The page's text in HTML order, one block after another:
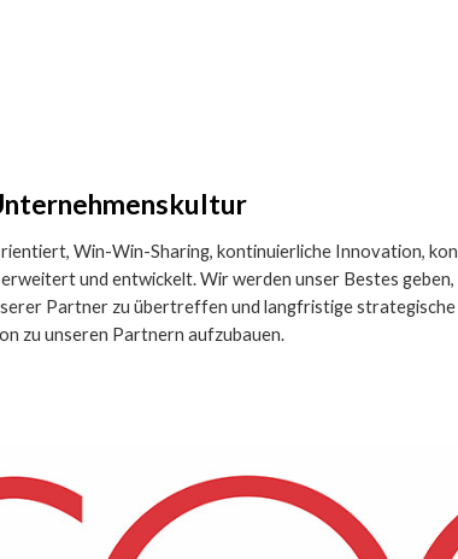
Win-Win-Sharing, kontinuierliche Innovation,
und entwickelt. Wir werden unser Bestes
Partner zu übertreffen und langfristige
zu unseren Partnern aufzubauen.